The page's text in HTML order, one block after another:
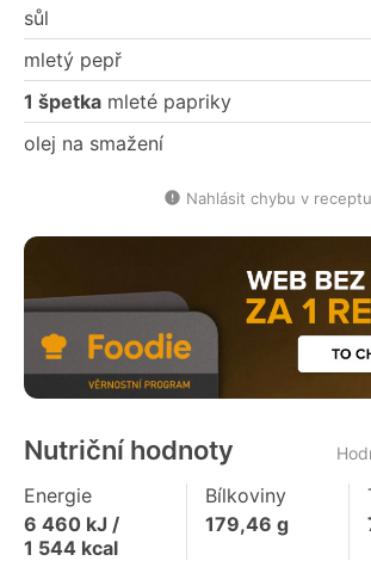
sůl
mletý pepř
1 špetka mleté papriky
olej na smažení
Nahlásit chybu v receptu
Nutriční hodnoty
Energie
6 460 kJ /
1 544 kcal
Bílkoviny
179,46 g